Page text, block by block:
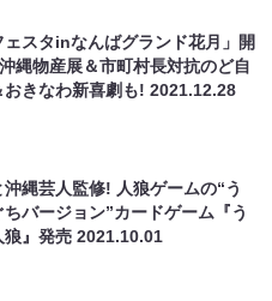
ェスタinなんばグランド花月」開
縄物産展＆市町村長対抗のど自
おきなわ新喜劇も!2021.12.28
沖縄芸人監修! 人狼ゲームの“う
ちバージョン”カードゲーム『う
狼』発売2021.10.01